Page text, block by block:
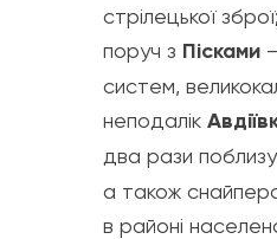
стрілецької зброї;
поруч з Пісками
систем,
неподалік
два рази поблизу
а також
в районі